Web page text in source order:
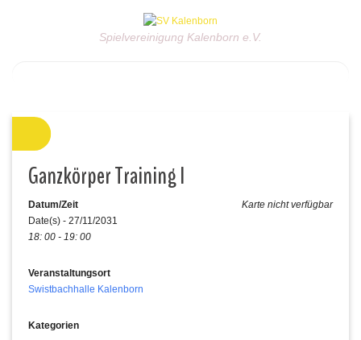
Spielvereinigung Kalenborn e.V.
Ganzkörper Training I
Karte nicht verfügbar
Datum/Zeit
Date(s) - 27/11/2031
18: 00 - 19: 00
Veranstaltungsort
Swistbachhalle Kalenborn
Kategorien